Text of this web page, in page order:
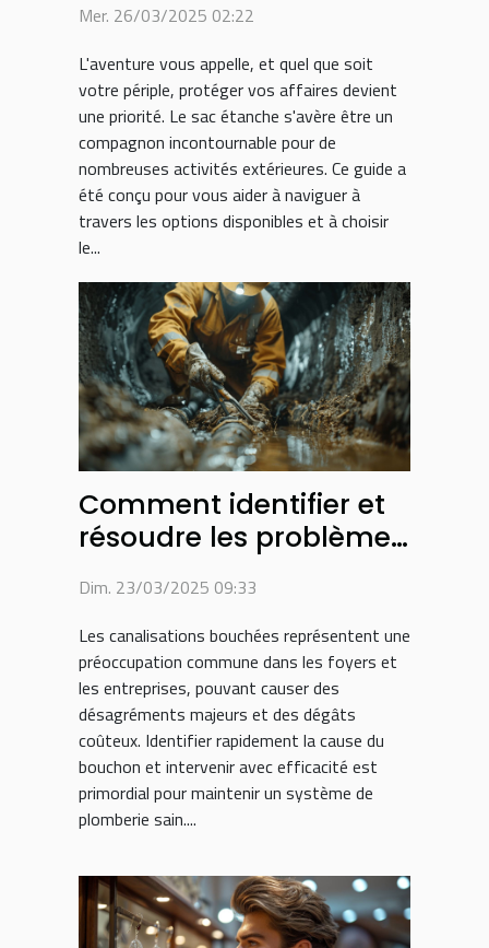
activité
Mer. 26/03/2025 02:22
L'aventure vous appelle, et quel que soit
votre périple, protéger vos affaires devient
une priorité. Le sac étanche s'avère être un
compagnon incontournable pour de
nombreuses activités extérieures. Ce guide a
été conçu pour vous aider à naviguer à
travers les options disponibles et à choisir
le...
Comment identifier et
résoudre les problèmes
bouchées
Dim. 23/03/2025 09:33
Les canalisations bouchées représentent une
préoccupation commune dans les foyers et
les entreprises, pouvant causer des
désagréments majeurs et des dégâts
coûteux. Identifier rapidement la cause du
bouchon et intervenir avec efficacité est
primordial pour maintenir un système de
plomberie sain....